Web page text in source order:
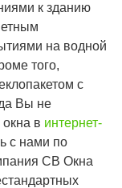
к зданию
на водной
того,
с
Вы не
в интернет-
с нами по
СВ Окна